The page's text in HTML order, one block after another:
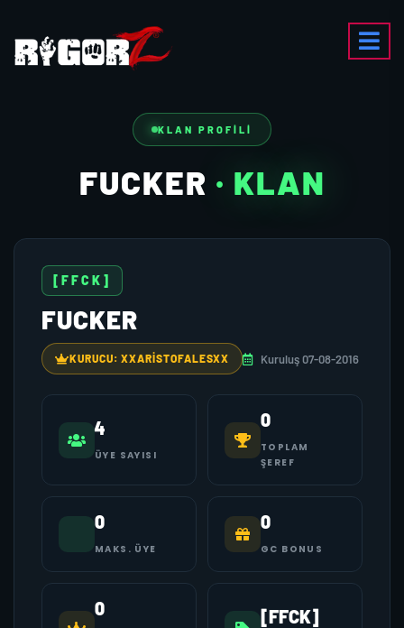
KLAN PROFILI
FUCKER · KLAN
[FFCK]
FUCKER
KURUCU: XXARİSTOFALESXX Kuruluş 07-08-2016
4
ÜYE SAYISI
0
TOPLAM
ŞEREF
0
MAKS. ÜYE
0
GC BONUS
0 [FFCK]